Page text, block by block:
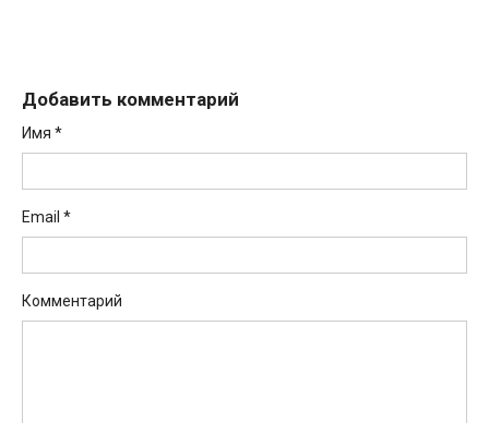
Добавить комментарий
Имя *
Email *
Комментарий